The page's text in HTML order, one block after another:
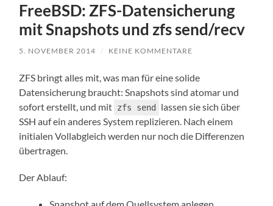
FreeBSD: ZFS-Datensicherung
mit Snapshots und zfs send/recv
5. NOVEMBER 2014 / KEINE KOMMENTARE
ZFS bringt alles mit, was man für eine solide
Datensicherung braucht: Snapshots sind atomar und
sofort erstellt, und mit zfs send
lassen sie sich über
SSH auf ein anderes System replizieren. Nach einem
initialen Vollabgleich werden nur noch die Differenzen
übertragen.
Der Ablauf: